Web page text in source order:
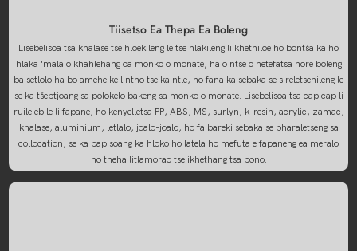
Tiisetso Ea Thepa Ea Boleng
Lisebelisoa tsa khalase tse hloekileng le tse hlakileng li khethiloe ho bontša ka ho
hlaka 'mala o khahlehang oa monko o monate, ha o ntse o netefatsa hore boleng
ba setlolo ha bo amehe ke lintho tse ka ntle, ho fana ka sebaka se sireletsehileng le
se ka tšeptjoang sa polokelo bakeng sa monko o monate. Lisebelisoa tsa cap cap li
ruile ebile li fapane, ho kenyelletsa PP, ABS, MS, surlyn, k-resin, acrylic, zamac,
khalase, aluminium, letlalo, joalo-joalo, ho fa bareki sebaka se pharaletseng sa
collocation, se ka bapisoang ka hloko ho latela ho mefuta e fapaneng ea meralo
ho theha litlamorao tse ikhethang tsa pono.